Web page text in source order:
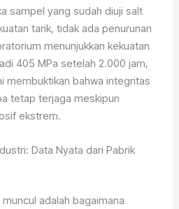
sampel yang sudah diuji salt
tarik, tidak ada penurunan
menunjukkan kekuatan
405 MPa setelah 2.000 jam,
membuktikan bahwa integritas
tetap terjaga meskipun
ekstrem.
Data Nyata dari Pabrik
adalah bagaimana